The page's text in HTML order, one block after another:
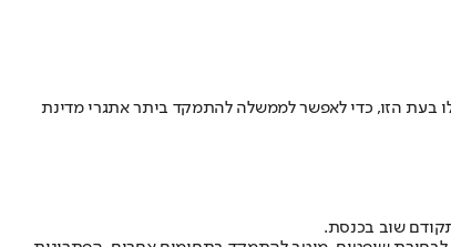
בעת הזו, כדי לאפשר לממשלה להתמקד ביתר אתגרי מדינת
שוב בכנסת.